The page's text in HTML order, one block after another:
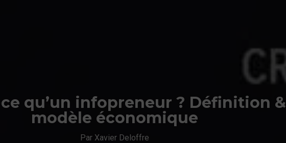
ce qu’un infopreneur ? Définition &
modèle économique
Par Xavier Deloffre